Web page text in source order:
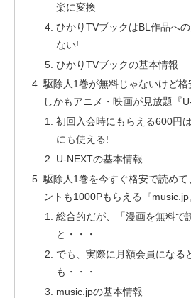
楽に変換
ひかりTVブックはBL作品へ
ない!
ひかりTVブックの基本情報
駆除人1巻が無料じゃないけど
しかもアニメ・映画が見放題『
初回入会時にもらえる600円
にも使える!
U-NEXTの基本情報
駆除人1巻を今すぐ格安で読め
ントも1000Pもらえる『music.jp
総合的だが、「漫画を無料で
と・・・
でも、実際に月額会員になる
も・・・
music.jpの基本情報